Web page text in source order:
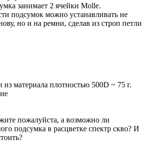
занимает 2 ячейки Molle.
подсумок можно устанавливать не
но и на ремни, сделав из строп петли
из материала плотностью 500D ~ 75 г.
пожалуйста, а возможно ли
подсумка в расцветке спектр скво? И